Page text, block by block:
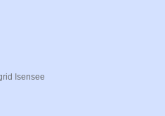
Isensee